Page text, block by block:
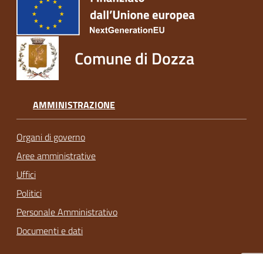
Comune di Dozza
AMMINISTRAZIONE
Organi di governo
Aree amministrative
Uffici
Politici
Personale Amministrativo
Documenti e dati